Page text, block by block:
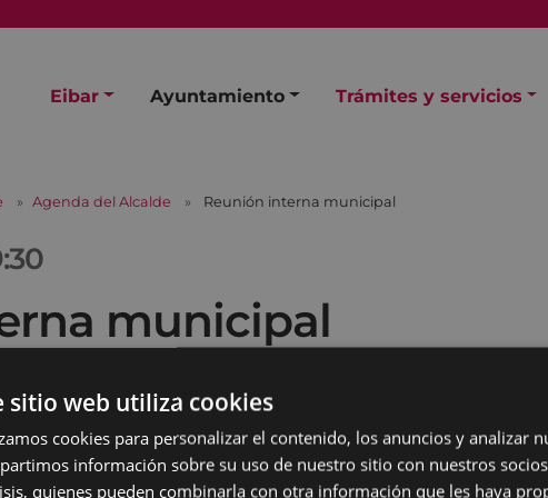
Eibar Ayuntamiento Trámites y servicios
Agenda del Alcalde Reunión interna municipal
municipal
sitio web utiliza cookies
cookies para personalizar el contenido, los anuncios y analizar
información sobre su uso de nuestro sitio con nuestros
quienes pueden combinarla con otra información que les haya